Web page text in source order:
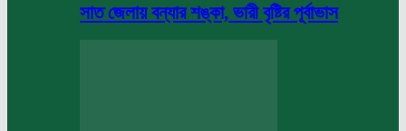
সাত জেলায় বন্যার শঙ্কা, ভারী বৃষ্টির পূর্বাভাস